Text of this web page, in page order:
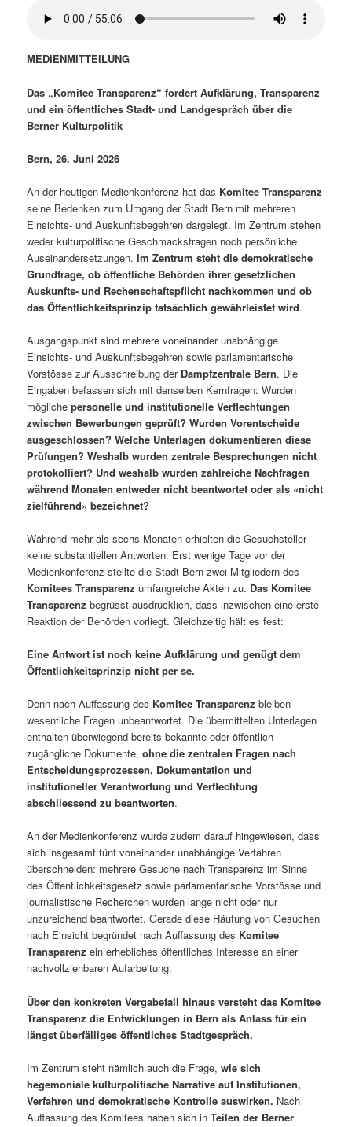
MEDIENMITTEILUNG
Das „Komitee Transparenz“ fordert Aufklärung, Transparenz
und ein öffentliches Stadt- und Landgespräch über die
Berner Kulturpolitik
Bern, 26. Juni 2026
An der heutigen Medienkonferenz hat das Komitee Transparenz
seine Bedenken zum Umgang der Stadt Bern mit mehreren
Einsichts- und Auskunftsbegehren dargelegt. Im Zentrum stehen
weder kulturpolitische Geschmacksfragen noch persönliche
Auseinandersetzungen.Im Zentrum steht die demokratische
Grundfrage, ob öffentliche Behörden ihrer gesetzlichen
Auskunfts- und Rechenschaftspflicht nachkommen und ob
das Öffentlichkeitsprinzip tatsächlich gewährleistet wird.
Ausgangspunkt sind mehrere voneinander unabhängige
Einsichts- und Auskunftsbegehren sowie parlamentarische
Vorstösse zur Ausschreibung der Dampfzentrale Bern. Die
Eingaben befassen sich mit denselben Kernfragen: Wurden
möglichepersonelle und institutionelle Verflechtungen
zwischen Bewerbungen geprüft? Wurden Vorentscheide
ausgeschlossen? Welche Unterlagen dokumentieren diese
Prüfungen? Weshalb wurden zentrale Besprechungen nicht
protokolliert? Und weshalb wurden zahlreiche Nachfragen
während Monaten entweder nicht beantwortet oder als «nicht
zielführend» bezeichnet?
Während mehr als sechs Monaten erhielten die Gesuchsteller
keine substantiellen Antworten. Erst wenige Tage vor der
Medienkonferenz stellte die Stadt Bern zwei Mitgliedern des
Komitees Transparenz umfangreiche Akten zu. Das Komitee
Transparenz begrüsst ausdrücklich, dass inzwischen eine erste
Reaktion der Behörden vorliegt. Gleichzeitig hält es fest:
Eine Antwort ist noch keine Aufklärung und genügt dem
Öffentlichkeitsprinzip nicht per se.
Denn nach Auffassung des Komitee Transparenz bleiben
wesentliche Fragen unbeantwortet. Die übermittelten Unterlagen
enthalten überwiegend bereits bekannte oder öffentlich
zugängliche Dokumente,ohne die zentralen Fragen nach
Entscheidungsprozessen, Dokumentation und
institutioneller Verantwortung und Verflechtung
abschliessend zu beantworten.
An der Medienkonferenz wurde zudem darauf hingewiesen, dass
sich insgesamt fünf voneinander unabhängige Verfahren
überschneiden: mehrere Gesuche nach Transparenz im Sinne
des Öffentlichkeitsgesetz sowie parlamentarische Vorstösse und
journalistische Recherchen wurden lange nicht oder nur
unzureichend beantwortet. Gerade diese Häufung von Gesuchen
nach Einsicht begründet nach Auffassung des Komitee
Transparenz ein erhebliches öffentliches Interesse an einer
nachvollziehbaren Aufarbeitung.
Über den konkreten Vergabefall hinaus versteht das Komitee
Transparenz die Entwicklungen in Bern als Anlass für ein
längst überfälliges öffentliches Stadtgespräch.
Im Zentrum steht nämlich auch die Frage,wie sich
hegemoniale kulturpolitische Narrative auf Institutionen,
Verfahren und demokratische Kontrolle auswirken. Nach
Auffassung des Komitees haben sich inTeilen der Berner